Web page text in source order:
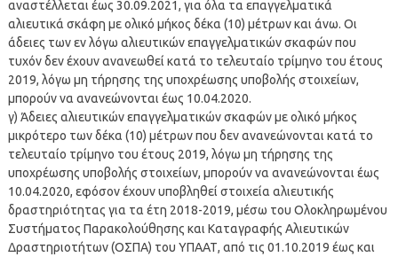
αναστέλλεται έως 30.09.2021, για όλα τα επαγγελματικά
αλιευτικά σκάφη με ολικό μήκος δέκα (10) μέτρων και άνω. Οι
άδειες των εν λόγω αλιευτικών επαγγελματικών σκαφών που
τυχόν δεν έχουν ανανεωθεί κατά το τελευταίο τρίμηνο του έτους
2019, λόγω μη τήρησης της υποχρέωσης υποβολής στοιχείων,
μπορούν να ανανεώνονται έως 10.04.2020.
γ) Άδειες αλιευτικών επαγγελματικών σκαφών με ολικό μήκος
μικρότερο των δέκα (10) μέτρων που δεν ανανεώνονται κατά το
τελευταίο τρίμηνο του έτους 2019, λόγω μη τήρησης της
υποχρέωσης υποβολής στοιχείων, μπορούν να ανανεώνονται έως
10.04.2020, εφόσον έχουν υποβληθεί στοιχεία αλιευτικής
δραστηριότητας για τα έτη 2018-2019, μέσω του Ολοκληρωμένου
Συστήματος Παρακολούθησης και Καταγραφής Αλιευτικών
Δραστηριοτήτων (ΟΣΠΑ) του ΥΠΑΑΤ, από τις 01.10.2019 έως και